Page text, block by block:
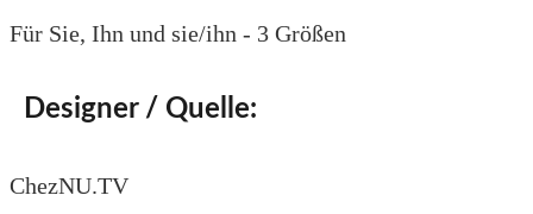
Für Sie, Ihn und sie/ihn - 3 Größen
Designer / Quelle:
ChezNU.TV